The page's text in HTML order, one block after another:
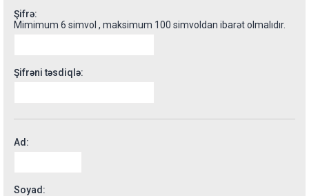
Şifrə:
Mimimum 6 simvol , maksimum 100 simvoldan ibarət olmalıdır.
Şifrəni təsdiqlə:
Ad:
Soyad: